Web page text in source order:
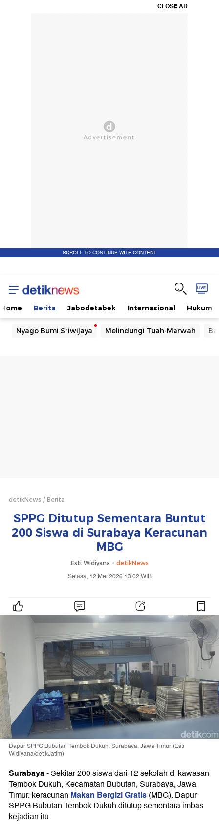
CLOSE AD
SCROLL TO CONTINUE WITH CONTENT
Home Berita Jabodetabek Internasional Hukum
Nyago Bumi Sriwijaya Melindungi Tuah-Marwah
detikNews Berita
SPPG Ditutup Sementara Buntut
200 Siswa di Surabaya Keracunan
MBG
Esti Widiyana - detikNews
Selasa, 12 Mei 2026 13:02 WIB
Dapur SPPG Bubutan Tembok Dukuh, Surabaya, Jawa Timur (Esti
Widiyana/detikJatim)
Surabaya-Sekitar 200 siswa dari 12 sekolah di kawasan
Tembok Dukuh, Kecamatan Bubutan, Surabaya, Jawa
Timur, keracunan Makan Bergizi Gratis(MBG). Dapur
SPPG Bubutan Tembok Dukuh ditutup sementara imbas
kejadian itu.